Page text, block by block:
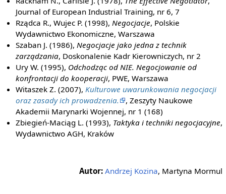
Journal of European Industrial Training, nr 6, 7
Rządca R., Wujec P. (1998), Negocjacje, Polskie
Wydawnictwo Ekonomiczne, Warszawa
Szaban J. (1986), Negocjacje jako jedna z technik
zarządzania, Doskonalenie Kadr Kierowniczych, nr 2
Ury W. (1995), Odchodząc od NIE. Negocjowanie od
konfrontacji do kooperacji, PWE, Warszawa
Witaszek Z. (2007), Kulturowe uwarunkowania negocjacji
oraz zasady ich prowadzenia.
, Zeszyty Naukowe
Akademii Marynarki Wojennej, nr 1 (168)
Zbiegień-Maciąg L. (1993), Taktyka i techniki negocjacyjne,
Wydawnictwo AGH, Kraków
Autor: Andrzej Kozina, Martyna Mormul